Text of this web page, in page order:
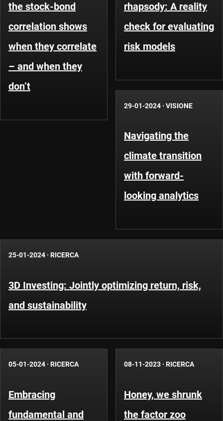
the stock-bond
correlation shows
when they correlate
– and when they
don’t
rhapsody: A reality
check for evaluating
risk models
29-01-2024 · VISIONE
Navigating the
climate transition
with forward-
looking analytics
25-01-2024 · RICERCA
3D Investing: Jointly optimizing return, risk,
and sustainability
05-01-2024 · RICERCA
Embracing
fundamental and
08-11-2023 · RICERCA
Honey, we shrunk
the factor zoo